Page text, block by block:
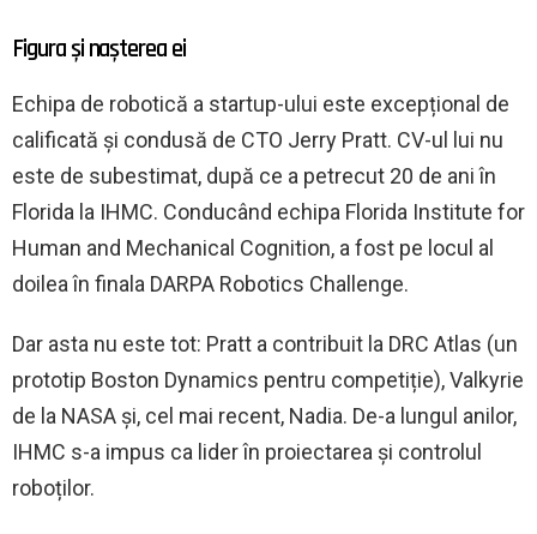
Figura și nașterea ei
Echipa de robotică a startup-ului este excepțional de
calificată și condusă de CTO Jerry Pratt. CV-ul lui nu
este de subestimat, după ce a petrecut 20 de ani în
Florida la IHMC. Conducând echipa Florida Institute for
Human and Mechanical Cognition, a fost pe locul al
doilea în finala DARPA Robotics Challenge.
Dar asta nu este tot: Pratt a contribuit la DRC Atlas (un
prototip Boston Dynamics pentru competiție), Valkyrie
de la NASA și, cel mai recent, Nadia. De-a lungul anilor,
IHMC s-a impus ca lider în proiectarea și controlul
roboților.